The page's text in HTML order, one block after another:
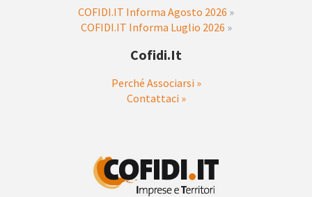
COFIDI.IT Informa Agosto 2026 »
COFIDI.IT Informa Luglio 2026 »
Cofidi.it
Perché Associarsi »
Contattaci »